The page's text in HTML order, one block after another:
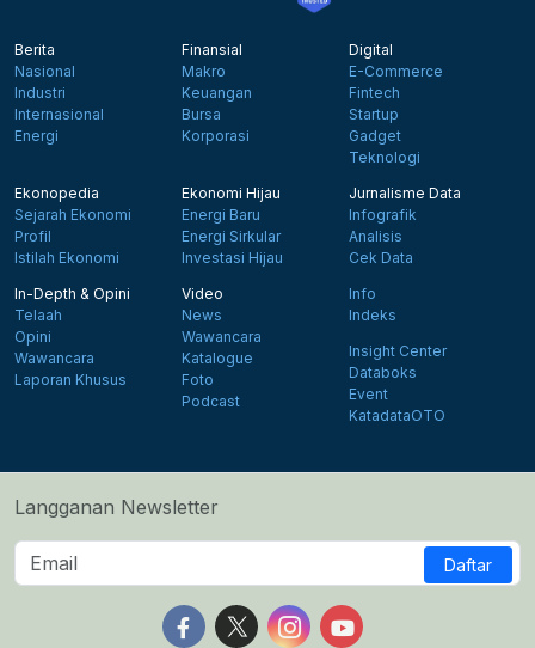
Berita
Nasional
Industri
Internasional
Energi
Finansial
Makro
Keuangan
Bursa
Korporasi
Digital
E-Commerce
Fintech
Startup
Gadget
Teknologi
Ekonopedia
Sejarah Ekonomi
Profil
Istilah Ekonomi
Ekonomi Hijau
Energi Baru
Energi Sirkular
Investasi Hijau
Jurnalisme Data
Infografik
Analisis
Cek Data
In-Depth & Opini
Telaah
Opini
Wawancara
Laporan Khusus
Video
News
Wawancara
Katalogue
Foto
Podcast
Info
Indeks
Insight Center
Databoks
Event
KatadataOTO
Langganan Newsletter
Daftar
Follow us on Facebook
Follow us on X
Follow us on Instagram
Follow us on